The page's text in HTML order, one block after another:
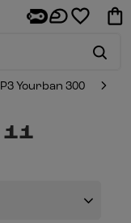
Yourban 300
11